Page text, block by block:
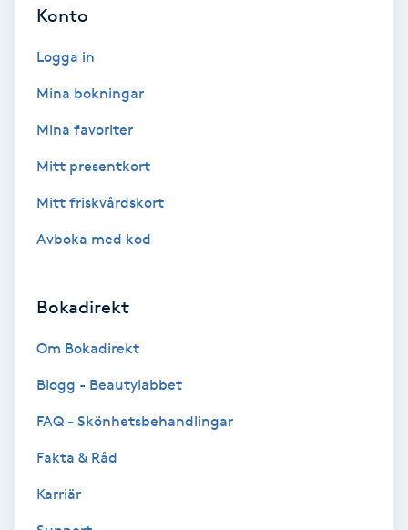
Vinyasa Yoga
Vårtor
Yogamassage
Zonterapi
Konto
Logga in
Mina bokningar
Mina favoriter
Mitt presentkort
Mitt friskvårdskort
Avboka med kod
Bokadirekt
Om Bokadirekt
Blogg - Beautylabbet
FAQ - Skönhetsbehandlingar
Fakta & Råd
Karriär